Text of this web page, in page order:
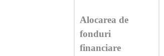
Alocarea de
fonduri
financiare